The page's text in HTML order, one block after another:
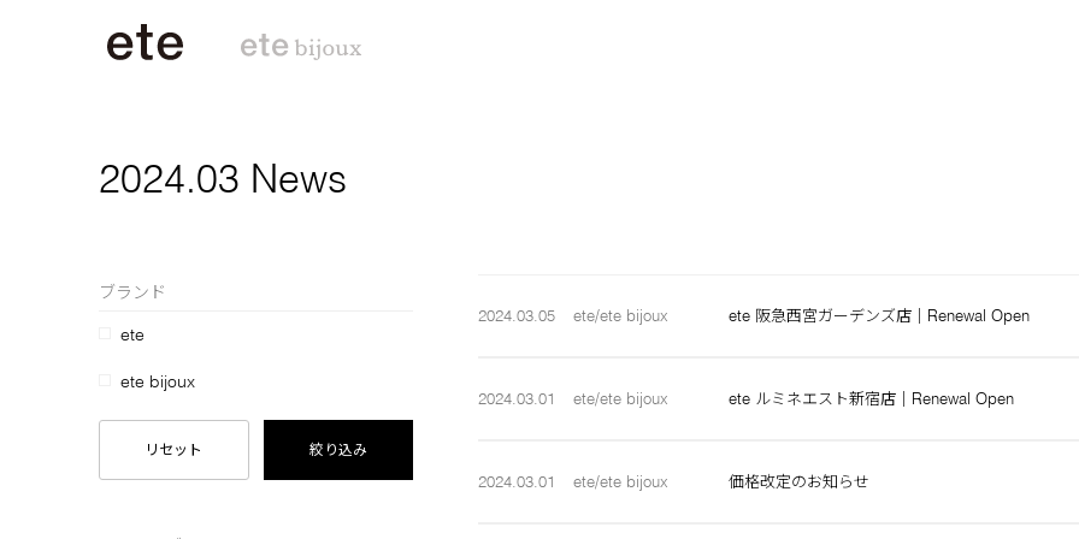
2024.03 News
ブランド
ete
ete bijoux
リセット 絞り込み
2024.03.05 ete/ete bijoux ete 阪急西宮ガーデンズ店｜Renewal Open
2024.03.01 ete/ete bijoux ete ルミネエスト新宿店｜Renewal Open
2024.03.01 ete/ete bijoux 価格改定のお知らせ